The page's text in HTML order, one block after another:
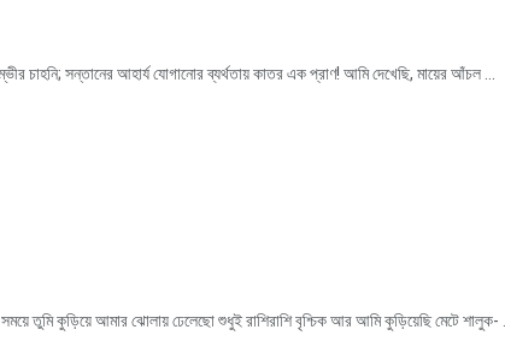
চাহনি; সন্তানের আহার্য যোগানোর ব্যর্থতায় কাতর এক প্রাণ! আমি দেখেছি, মায়ের আঁচল ...
তুমি কুড়িয়ে আমার ঝোলায় ঢেলেছো শুধুই রাশিরাশি বৃশ্চিক আর আমি কুড়িয়েছি মেটে শালুক- ...